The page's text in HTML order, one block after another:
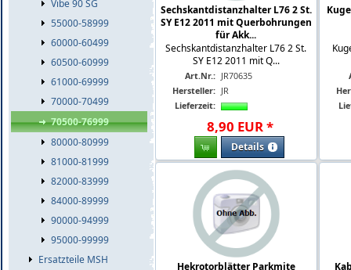
Vibe 90 SG
55000-58999
60000-60499
60500-60999
61000-69999
70000-70499
70500-76999
80000-80999
81000-81999
82000-83999
84000-89999
90000-94999
95000-99999
Ersatzteile MSH
Sechskantdistanzhalter L76 2 St.
SY E12 2011 mit Querbohrungen
für Akk...
Sechskantdistanzhalter L76 2 St.
SY E12 2011 mit Q...
Art.Nr.: JR70635
Hersteller: JR
Lieferzeit:
8,90 EUR*
Details
Hekrotorblätter Parkmite